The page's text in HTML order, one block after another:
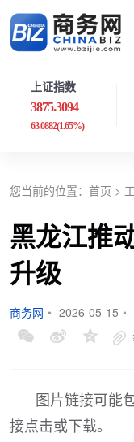
上证指数
3875.3094
63.0882(1.65%)
您当前的位置： 首页 >
黑龙江推
升级
商务网 • 2026-05-15 •
图片链接可能
接点击或下载。